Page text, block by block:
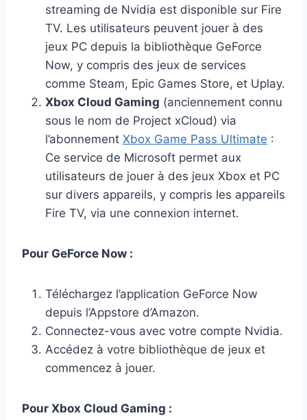
streaming de Nvidia est disponible sur Fire
TV. Les utilisateurs peuvent jouer à des
jeux PC depuis la bibliothèque GeForce
Now, y compris des jeux de services
comme Steam, Epic Games Store, et Uplay.
Xbox Cloud Gaming (anciennement connu
sous le nom de Project xCloud) via
l’abonnement Xbox Game Pass Ultimate :
Ce service de Microsoft permet aux
utilisateurs de jouer à des jeux Xbox et PC
sur divers appareils, y compris les appareils
Fire TV, via une connexion internet.
Pour GeForce Now :
Téléchargez l’application GeForce Now
depuis l’Appstore d’Amazon.
Connectez-vous avec votre compte Nvidia.
Accédez à votre bibliothèque de jeux et
commencez à jouer.
Pour Xbox Cloud Gaming :